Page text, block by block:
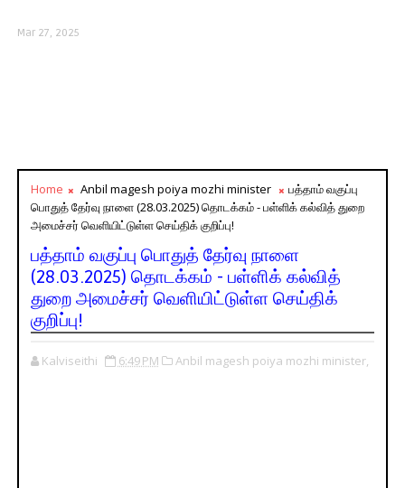
Mar 27, 2025
Home Anbil magesh poiya mozhi minister
பத்தாம் வகுப்பு
பொதுத் தேர்வு நாளை (28.03.2025) தொடக்கம் - பள்ளிக் கல்வித் துறை
அமைச்சர் வெளியிட்டுள்ள செய்திக் குறிப்பு!
பத்தாம் வகுப்பு பொதுத் தேர்வு நாளை
(28.03.2025) தொடக்கம் - பள்ளிக் கல்வித்
துறை அமைச்சர் வெளியிட்டுள்ள செய்திக்
குறிப்பு!
Kalviseithi 6:49 PM Anbil magesh poiya mozhi minister,